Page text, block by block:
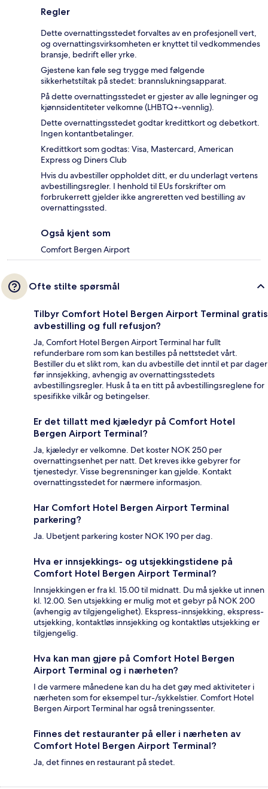
Regler
Dette overnattingsstedet forvaltes av en profesjonell vert,
og overnattingsvirksomheten er knyttet til vedkommendes
bransje, bedrift eller yrke.
Gjestene kan føle seg trygge med følgende
sikkerhetstiltak på stedet: brannslukningsapparat.
På dette overnattingsstedet er gjester av alle legninger og
kjønnsidentiteter velkomne (LHBTQ+-vennlig).
Dette overnattingsstedet godtar kredittkort og debetkort.
Ingen kontantbetalinger.
Kredittkort som godtas: Visa, Mastercard, American
Express og Diners Club
Hvis du avbestiller oppholdet ditt, er du underlagt vertens
avbestillingsregler. I henhold til EUs forskrifter om
forbrukerrett gjelder ikke angreretten ved bestilling av
overnattingssted.
Også kjent som
Comfort Bergen Airport
Ofte stilte spørsmål
Tilbyr Comfort Hotel Bergen Airport Terminal gratis
avbestilling og full refusjon?
Ja, Comfort Hotel Bergen Airport Terminal har fullt
refunderbare rom som kan bestilles på nettstedet vårt.
Bestiller du et slikt rom, kan du avbestille det inntil et par dager
før innsjekking, avhengig av overnattingsstedets
avbestillingsregler. Husk å ta en titt på avbestillingsreglene for
spesifikke vilkår og betingelser.
Er det tillatt med kjæledyr på Comfort Hotel
Bergen Airport Terminal?
Ja, kjæledyr er velkomne. Det koster NOK 250 per
overnattingsenhet per natt. Det kreves ikke gebyrer for
tjenestedyr. Visse begrensninger kan gjelde. Kontakt
overnattingsstedet for nærmere informasjon.
Har Comfort Hotel Bergen Airport Terminal
parkering?
Ja. Ubetjent parkering koster NOK 190 per dag.
Hva er innsjekkings- og utsjekkingstidene på
Comfort Hotel Bergen Airport Terminal?
Innsjekkingen er fra kl. 15.00 til midnatt. Du må sjekke ut innen
kl. 12.00. Sen utsjekking er mulig mot et gebyr på NOK 200
(avhengig av tilgjengelighet). Ekspress-innsjekking, ekspress-
utsjekking, kontaktløs innsjekking og kontaktløs utsjekking er
tilgjengelig.
Hva kan man gjøre på Comfort Hotel Bergen
Airport Terminal og i nærheten?
I de varmere månedene kan du ha det gøy med aktiviteter i
nærheten som for eksempel tur-/sykkelstier. Comfort Hotel
Bergen Airport Terminal har også treningssenter.
Finnes det restauranter på eller i nærheten av
Comfort Hotel Bergen Airport Terminal?
Ja, det finnes en restaurant på stedet.